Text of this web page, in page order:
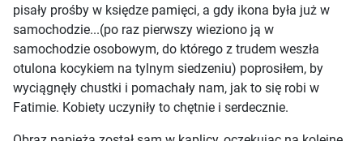
pisały prośby w księdze pamięci, a gdy ikona była już w
samochodzie...(po raz pierwszy wieziono ją w
samochodzie osobowym, do którego z trudem weszła
otulona kocykiem na tylnym siedzeniu) poprosiłem, by
wyciągnęły chustki i pomachały nam, jak to się robi w
Fatimie. Kobiety uczyniły to chętnie i serdecznie.